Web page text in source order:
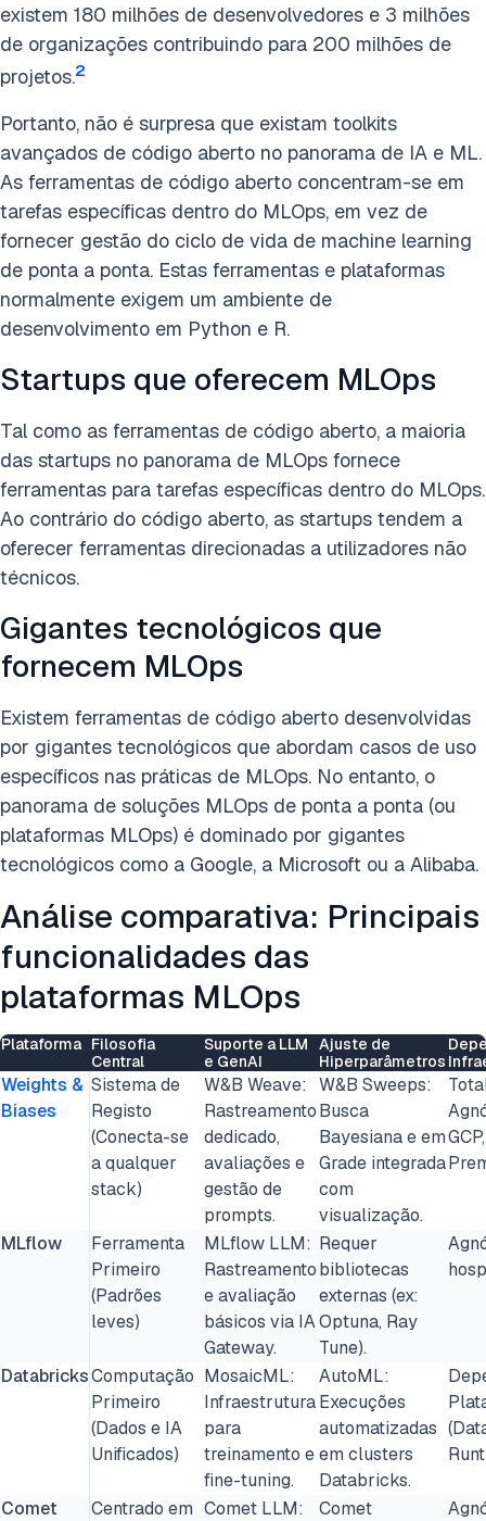
existem 180 milhões de desenvolvedores e 3 milhões
de organizações contribuindo para 200 milhões de
projetos.2
Portanto, não é surpresa que existam toolkits
avançados de código aberto no panorama de IA e ML.
As ferramentas de código aberto concentram-se em
tarefas específicas dentro do MLOps, em vez de
fornecer gestão do ciclo de vida de machine learning
de ponta a ponta. Estas ferramentas e plataformas
normalmente exigem um ambiente de
desenvolvimento em Python e R.
Startups que oferecem MLOps
Tal como as ferramentas de código aberto, a maioria
das startups no panorama de MLOps fornece
ferramentas para tarefas específicas dentro do MLOps.
Ao contrário do código aberto, as startups tendem a
oferecer ferramentas direcionadas a utilizadores não
técnicos.
Gigantes tecnológicos que
fornecem MLOps
Existem ferramentas de código aberto desenvolvidas
por gigantes tecnológicos que abordam casos de uso
específicos nas práticas de MLOps. No entanto, o
panorama de soluções MLOps de ponta a ponta (ou
plataformas MLOps) é dominado por gigantes
tecnológicos como a Google, a Microsoft ou a Alibaba.
Análise comparativa: Principais
funcionalidades das
plataformas MLOps
Plataforma Filosofia
Central
Suporte a LLM
e GenAI
Ajuste de
Hiperparâmetros
Weights &
Biases
Sistema de
Registo
(Conecta-se
a qualquer
stack)
W&B Weave:
Rastreamento
dedicado,
avaliações e
gestão de
prompts.
W&B Sweeps:
Busca
Bayesiana e em
Grade integrada
com
visualização.
MLflow
Ferramenta
Primeiro
(Padrões
leves)
MLflow LLM:
Rastreamento
e avaliação
básicos via IA
Gateway.
Requer
bibliotecas
externas (ex:
Optuna, Ray
Tune).
DatabricksComputação
Primeiro
(Dados e IA
Unificados)
MosaicML:
Infraestrutura
para
treinamento e
fine-tuning.
AutoML:
Execuções
automatizadas
em clusters
Databricks.
Comet
Centrado em Comet LLM:
Comet